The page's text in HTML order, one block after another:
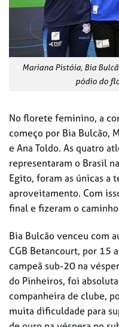
Mariana Pistóia, Bia
pódio do
No florete feminino, a
começo por Bia Bulcão,
e Ana Toldo. As quatro
representaram o Brasil
Egito, foram as únicas a
aproveitamento. Com
final e fizeram o
Bia Bulcão venceu com
CGB Betancourt, por 15
campeã sub-20 na
do Pinheiros, foi
companheira de clube,
muita dificuldade para